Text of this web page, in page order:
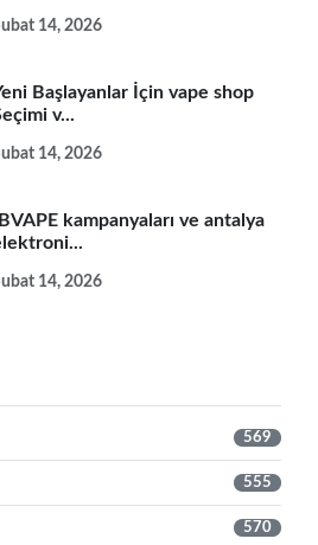
14, 2026
Başlayanlar İçin vape shop
v...
14, 2026
IBVAPE kampanyaları ve antalya
14, 2026
569
555
570